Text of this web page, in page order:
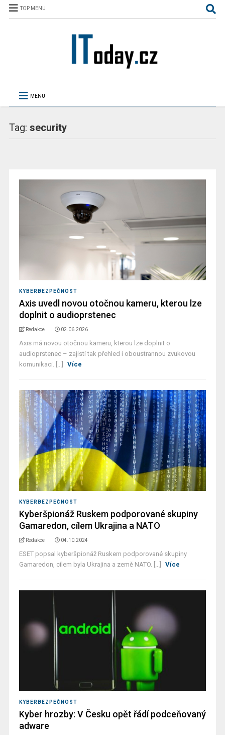
TOP MENU
MENU
Tag: security
KYBERBEZPEČNOST
Axis uvedl novou otočnou kameru, kterou lze
doplnit o audioprstenec
Redakce 02.06.2026
Axis má novou otočnou kameru, kterou lze doplnit o
audioprstenec – zajistí tak přehled i oboustrannou zvukovou
komunikaci. [...]
Více
KYBERBEZPEČNOST
Kyberšpionáž Ruskem podporované skupiny
Gamaredon, cílem Ukrajina a NATO
Redakce 04.10.2024
ESET popsal kyberšpionáž Ruskem podporované skupiny
Gamaredon, cílem byla Ukrajina a země NATO. [...]
Více
KYBERBEZPEČNOST
Kyber hrozby: V Česku opět řádí podceňovaný
adware